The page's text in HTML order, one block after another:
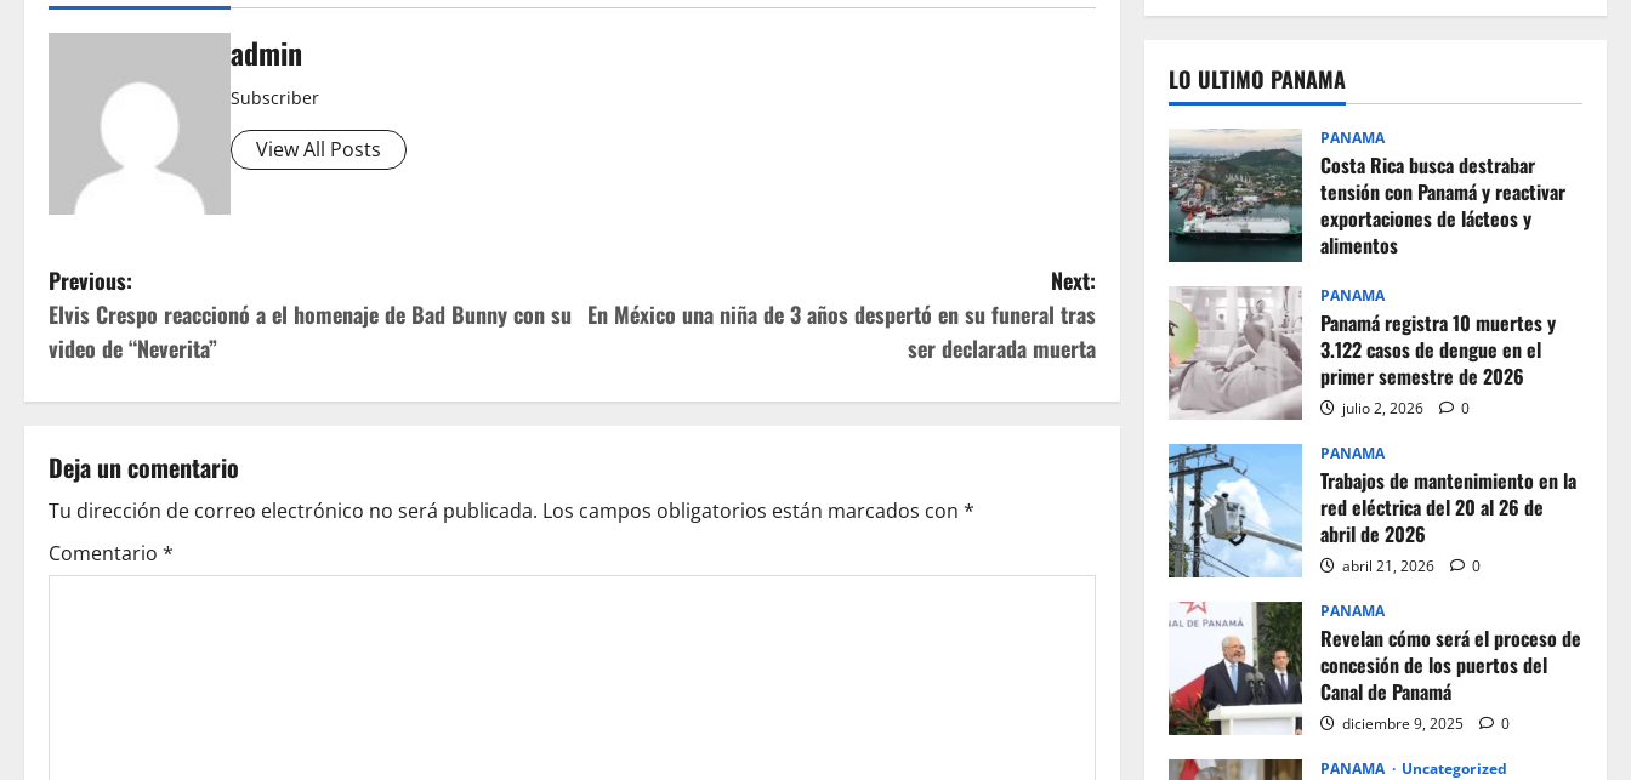
admin
Subscriber
View All Posts
P
o
s
n
a
v
Previous:
Elvis Crespo reaccionó a el homenaje de Bad Bunny con su
video de “Neverita”
Next:
En México una niña de 3 años despertó en su funeral tras
ser declarada muerta
Deja un comentario
Tu dirección de correo electrónico no será publicada. Los campos obligatorios están marcados con *
Comentario *
LO ULTIMO PANAMA
PANAMA
Costa Rica busca destrabar
tensión con Panamá y reactivar
exportaciones de lácteos y
alimentos
PANAMA
Panamá registra 10 muertes y
3.122 casos de dengue en el
primer semestre de 2026
julio 2, 2026 0
PANAMA
Trabajos de mantenimiento en la
red eléctrica del 20 al 26 de
abril de 2026
abril 21, 2026 0
PANAMA
Revelan cómo será el proceso de
concesión de los puertos del
Canal de Panamá
diciembre 9, 2025 0
PANAMA Uncategorized